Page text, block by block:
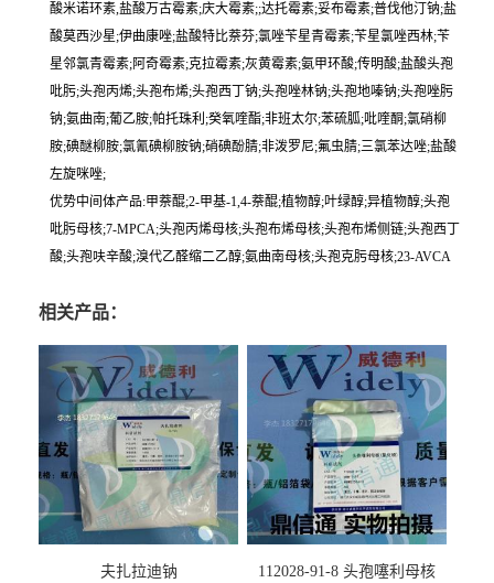
酸米诺环素,盐酸万古霉素;庆大霉素;;达托霉素;妥布霉素;普伐他汀钠;盐
酸莫西沙星;伊曲康唑;盐酸特比萘芬;氯唑苄星青霉素;苄星氯唑西林;苄
星邻氯青霉素;阿奇霉素;克拉霉素;灰黄霉素;氨甲环酸;传明酸;盐酸头孢
吡肟;头孢丙烯;头孢布烯;头孢西丁钠;头孢唑林钠;头孢地嗪钠;头孢唑肟
钠;氨曲南;葡乙胺;帕托珠利;癸氧喹酯;非班太尔;苯硫胍;吡喹酮;氯硝柳
胺;碘醚柳胺;氯氰碘柳胺钠;硝碘酚腈;非泼罗尼;氟虫腈;三氯苯达唑;盐酸
左旋咪唑;
优势中间体产品:甲萘醌;2-甲基-1,4-萘醌;植物醇;叶绿醇;异植物醇;头孢
吡肟母核;7-MPCA;头孢丙烯母核;头孢布烯母核;头孢布烯侧链;头孢西丁
酸;头孢呋辛酸;溴代乙醛缩二乙醇;氨曲南母核;头孢克肟母核;23-AVCA
相关产品：
夫扎拉迪钠
112028-91-8 头孢噻利母核